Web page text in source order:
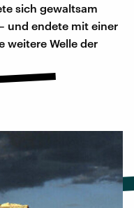
sich gewaltsam
und endete mit einer
weitere Welle der